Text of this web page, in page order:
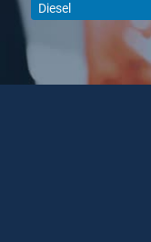
Diesel